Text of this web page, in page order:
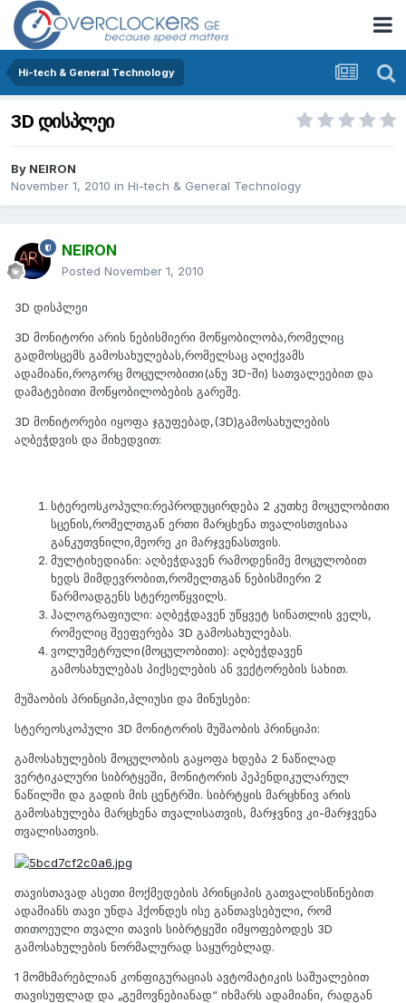
Hi-tech & General Technology
3D დისპლეი
By NEIRON
November 1, 2010 in Hi-tech & General Technology
NEIRON
Posted November 1, 2010
3D დისპლეი
3D მონიტორი არის ნებისმიერი მოწყობილობა,რომელიც
გადმოსცემს გამოსახულებას,რომელსაც აღიქვამს
ადამიანი,როგორც მოცულობითი(ანუ 3D-ში) სათვალეებით და
დამატებითი მოწყობილობების გარეშე.
3D მონიტორები იყოფა ჯგუფებად,(3D)გამოსახულების
აღბეჭდვის და მიხედვით:
სტერეოსკოპული:რეპროდუცირდება 2 კუთხე მოცულობითი
სცენის,რომელთგან ერთი მარცხენა თვალისთვისაა
განკუთვნილი,მეორე კი მარჯვენასთვის.
მულტიხედიანი: აღბეჭდავენ რამოდენიმე მოცულობით
ხედს მიმდევრობით,რომელთგან ნებისმიერი 2
წარმოადგენს სტერეოწყვილს.
ჰალოგრაფიული: აღბეჭდავენ უწყვეტ სინათლის ველს,
რომელიც შეეფერება 3D გამოსახულებას.
ვოლუმეტრული(მოცულობითი): აღბეჭდავენ
გამოსახულებას პიქსელების ან ვექტორების სახით.
მუშაობის პრინციპი,პლიუსი და მინუსები:
სტერეოსკოპული 3D მონიტორის მუშაობის პრინციპი:
გამოსახულების მოცულობის გაყოფა ხდება 2 ნაწილად
ვერტიკალური სიბრტყეში, მონიტორის პეპენდიკულარულ
ნაწილში და გადის მის ცენტრში. სიბრტყის მარცხნივ არის
გამოსახულება მარცხენა თვალისათვის, მარჯვნივ კი-მარჯვენა
თვალისათვის.
თავისთავად ასეთი მოქმედების პრინციპის გათვალისწინებით
ადამიანს თავი უნდა ჰქონდეს ისე განთავსებული, რომ
თითოეული თვალი თავის სიბრტყეში იმყოფებოდეს 3D
გამოსახულების ნორმალურად საყურებლად.
1 მომხმარებლიან კონფიგურაციას ავტომატიკის საშუალებით
თავისუფლად და „გემოვნებიანად“ იხმარს ადამიანი, რადგან